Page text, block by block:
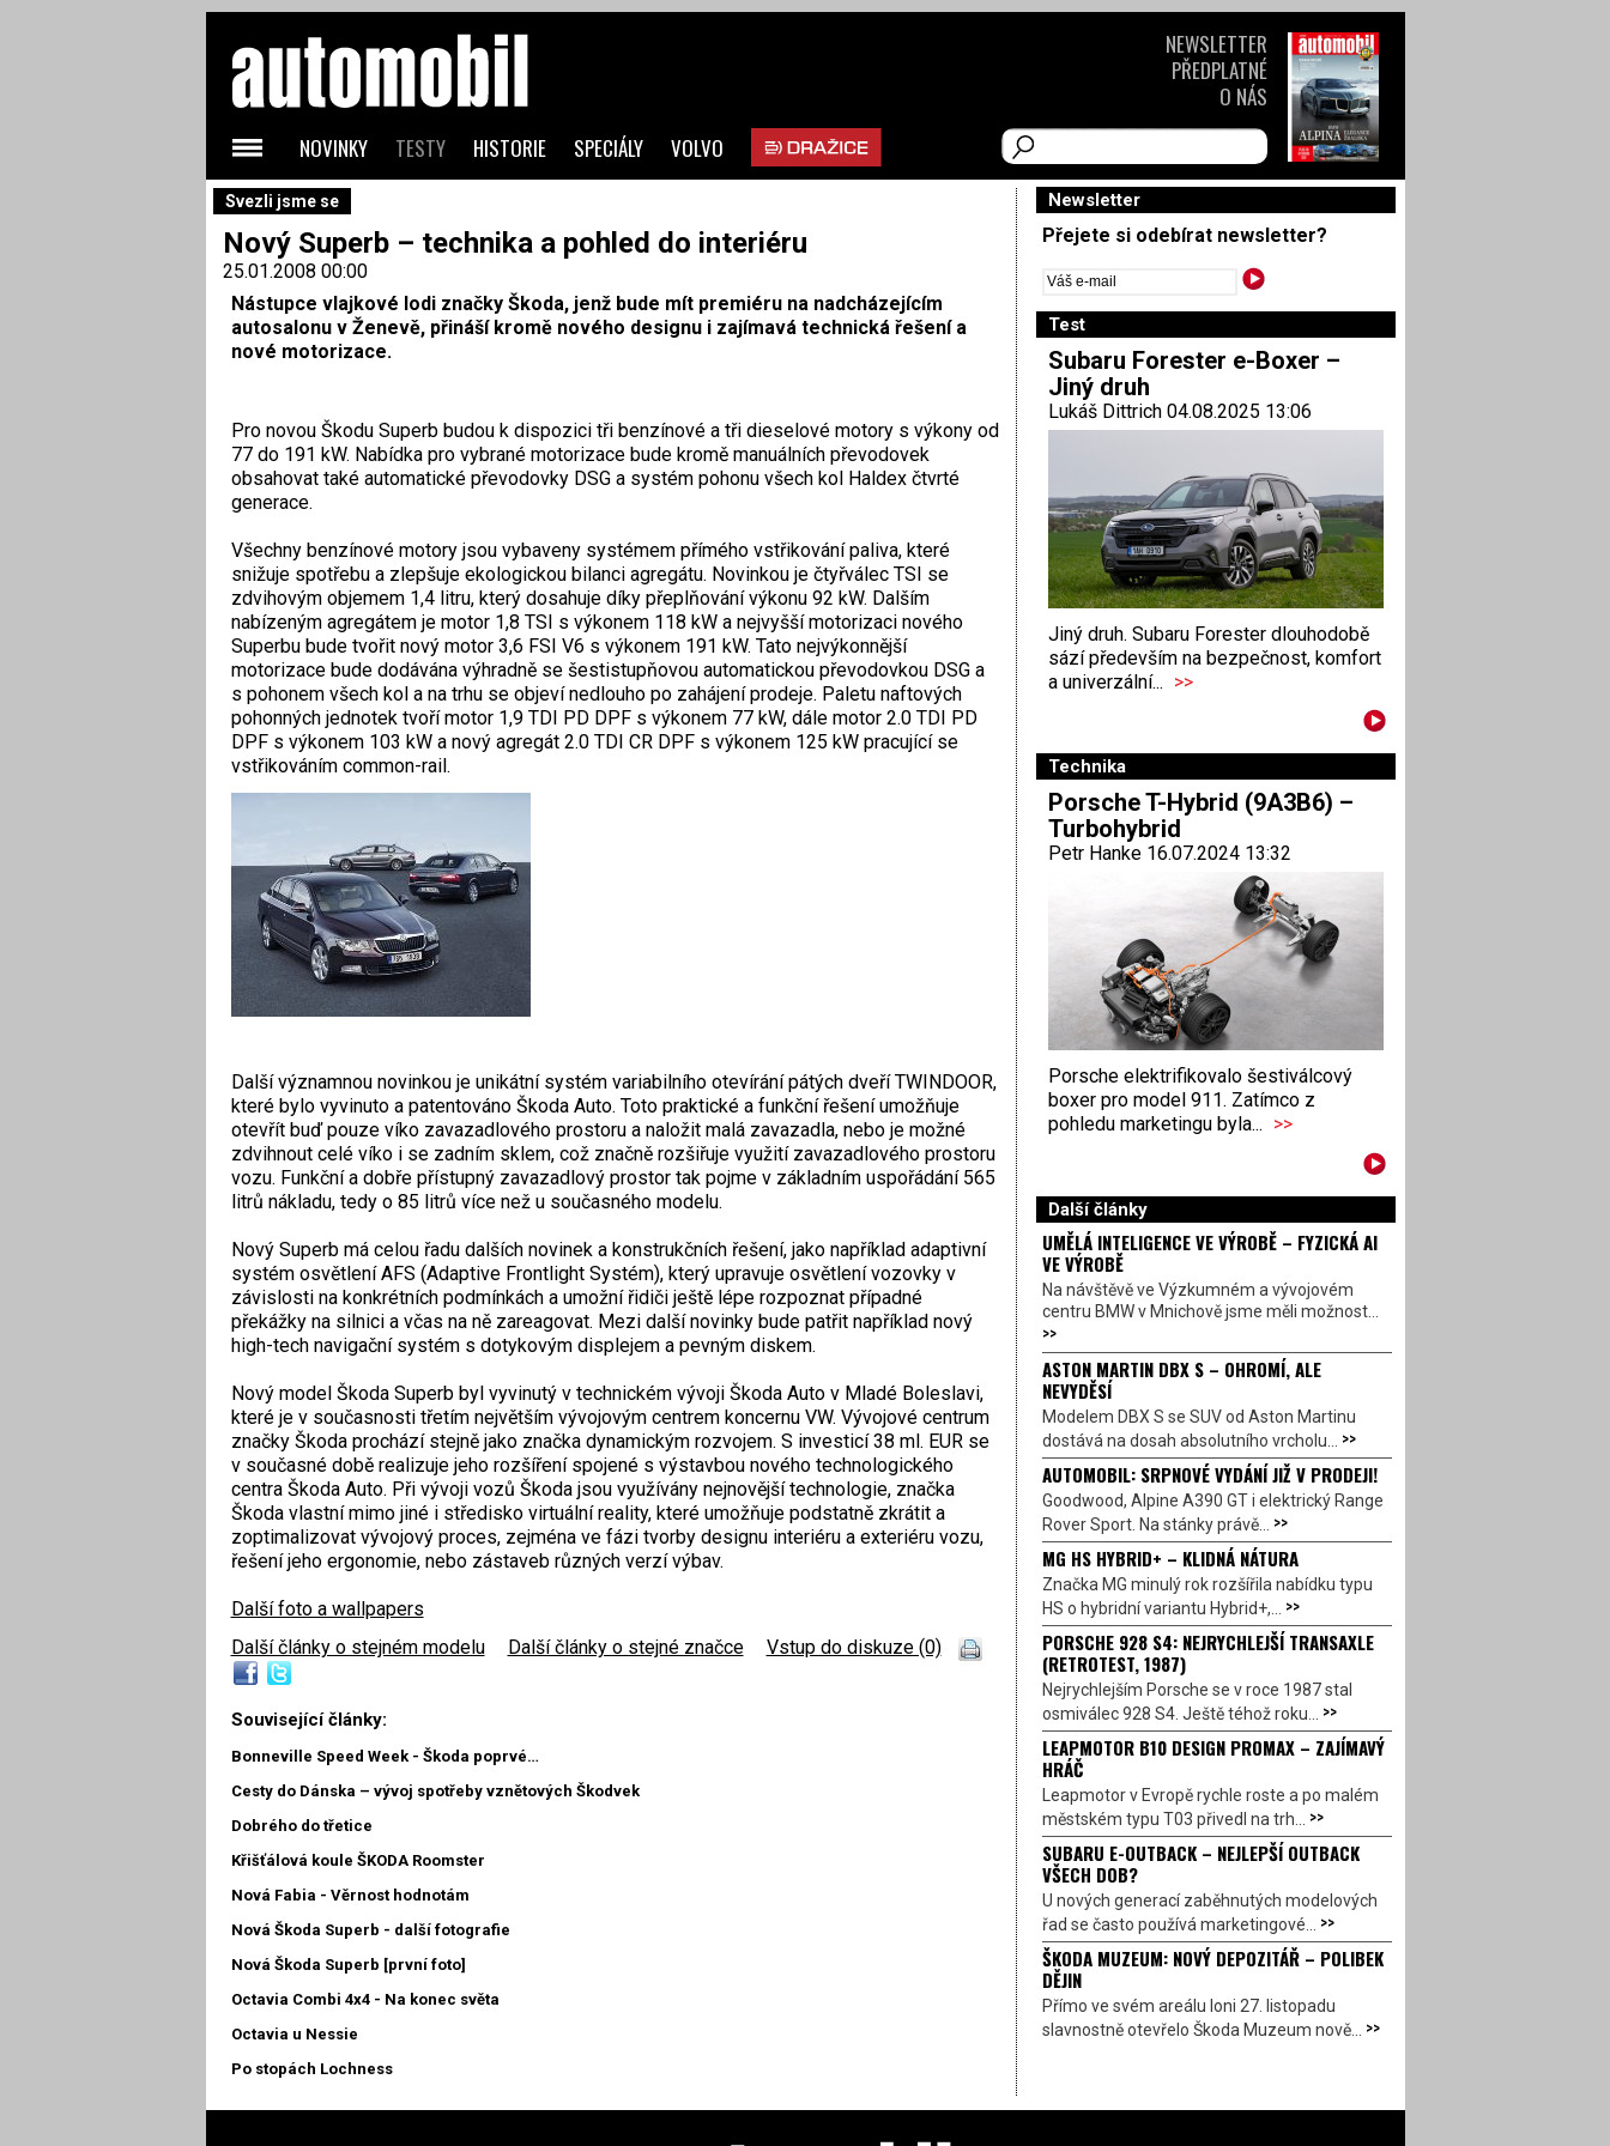
Svezli jsme se
Nový Superb – technika a pohled do interiéru
25.01.2008 00:00
Nástupce vlajkové lodi značky Škoda, jenž bude mít premiéru na nadcházejícím
autosalonu v Ženevě, přináší kromě nového designu i zajímavá technická řešení a
nové motorizace.
Pro novou Škodu Superb budou k dispozici tři benzínové a tři dieselové motory s výkony od
77 do 191 kW. Nabídka pro vybrané motorizace bude kromě manuálních převodovek
obsahovat také automatické převodovky DSG a systém pohonu všech kol Haldex čtvrté
generace.
Všechny benzínové motory jsou vybaveny systémem přímého vstřikování paliva, které
snižuje spotřebu a zlepšuje ekologickou bilanci agregátu. Novinkou je čtyřválec TSI se
zdvihovým objemem 1,4 litru, který dosahuje díky přeplňování výkonu 92 kW. Dalším
nabízeným agregátem je motor 1,8 TSI s výkonem 118 kW a nejvyšší motorizaci nového
Superbu bude tvořit nový motor 3,6 FSI V6 s výkonem 191 kW. Tato nejvýkonnější
motorizace bude dodávána výhradně se šestistupňovou automatickou převodovkou DSG a
s pohonem všech kol a na trhu se objeví nedlouho po zahájení prodeje. Paletu naftových
pohonných jednotek tvoří motor 1,9 TDI PD DPF s výkonem 77 kW, dále motor 2.0 TDI PD
DPF s výkonem 103 kW a nový agregát 2.0 TDI CR DPF s výkonem 125 kW pracující se
vstřikováním common-rail.
Další významnou novinkou je unikátní systém variabilního otevírání pátých dveří TWINDOOR,
které bylo vyvinuto a patentováno Škoda Auto. Toto praktické a funkční řešení umožňuje
otevřít buď pouze víko zavazadlového prostoru a naložit malá zavazadla, nebo je možné
zdvihnout celé víko i se zadním sklem, což značně rozšiřuje využití zavazadlového prostoru
vozu. Funkční a dobře přístupný zavazadlový prostor tak pojme v základním uspořádání 565
litrů nákladu, tedy o 85 litrů více než u současného modelu.
Nový Superb má celou řadu dalších novinek a konstrukčních řešení, jako například adaptivní
systém osvětlení AFS (Adaptive Frontlight Systém), který upravuje osvětlení vozovky v
závislosti na konkrétních podmínkách a umožní řidiči ještě lépe rozpoznat případné
překážky na silnici a včas na ně zareagovat. Mezi další novinky bude patřit například nový
high-tech navigační systém s dotykovým displejem a pevným diskem.
Nový model Škoda Superb byl vyvinutý v technickém vývoji Škoda Auto v Mladé Boleslavi,
které je v současnosti třetím největším vývojovým centrem koncernu VW. Vývojové centrum
značky Škoda prochází stejně jako značka dynamickým rozvojem. S investicí 38 ml. EUR se
v současné době realizuje jeho rozšíření spojené s výstavbou nového technologického
centra Škoda Auto. Při vývoji vozů Škoda jsou využívány nejnovější technologie, značka
Škoda vlastní mimo jiné i středisko virtuální reality, které umožňuje podstatně zkrátit a
zoptimalizovat vývojový proces, zejména ve fázi tvorby designu interiéru a exteriéru vozu,
řešení jeho ergonomie, nebo zástaveb různých verzí výbav.
Další foto a wallpapers
Další články o stejném modelu
Další články o stejné značce Vstup do diskuze (0)
Související články:
Bonneville Speed Week - Škoda poprvé…
Cesty do Dánska – vývoj spotřeby vznětových Škodvek
Dobrého do třetice
Křišťálová koule ŠKODA Roomster
Nová Fabia - Věrnost hodnotám
Nová Škoda Superb - další fotografie
Nová Škoda Superb [první foto]
Octavia Combi 4x4 - Na konec světa
Octavia u Nessie
Po stopách Lochness
Newsletter
Přejete si odebírat newsletter?
Test
Subaru Forester e-Boxer –
Jiný druh
Lukáš Dittrich 04.08.2025 13:06
Jiný druh. Subaru Forester dlouhodobě
sází především na bezpečnost, komfort
a univerzální... >>
Technika
Porsche T-Hybrid (9A3B6) –
Turbohybrid
Petr Hanke 16.07.2024 13:32
Porsche elektrifikovalo šestiválcový
boxer pro model 911. Zatímco z
pohledu marketingu byla... >>
Další články
UMĚLÁ INTELIGENCE VE VÝROBĚ – FYZICKÁ AI
VE VÝROBĚ
Na návštěvě ve Výzkumném a vývojovém
centru BMW v Mnichově jsme měli možnost...
>>
ASTON MARTIN DBX S – OHROMÍ, ALE
NEVYDĚSÍ
Modelem DBX S se SUV od Aston Martinu
dostává na dosah absolutního vrcholu... >>
AUTOMOBIL: SRPNOVÉ VYDÁNÍ JIŽ V PRODEJI!
Goodwood, Alpine A390 GT i elektrický Range
Rover Sport. Na stánky právě... >>
MG HS HYBRID+ – KLIDNÁ NÁTURA
Značka MG minulý rok rozšířila nabídku typu
HS o hybridní variantu Hybrid+,... >>
PORSCHE 928 S4: NEJRYCHLEJŠÍ TRANSAXLE
(RETROTEST, 1987)
Nejrychlejším Porsche se v roce 1987 stal
osmiválec 928 S4. Ještě téhož roku... >>
LEAPMOTOR B10 DESIGN PROMAX – ZAJÍMAVÝ
HRÁČ
Leapmotor v Evropě rychle roste a po malém
městském typu T03 přivedl na trh... >>
SUBARU E-OUTBACK – NEJLEPŠÍ OUTBACK
VŠECH DOB?
U nových generací zaběhnutých modelových
řad se často používá marketingové... >>
ŠKODA MUZEUM: NOVÝ DEPOZITÁŘ – POLIBEK
DĚJIN
Přímo ve svém areálu loni 27. listopadu
slavnostně otevřelo Škoda Muzeum nově... >>
NOVINKY TESTY HISTORIE SPECIÁLY VOLVO
NEWSLETTER
PŘEDPLATNÉ
O NÁS